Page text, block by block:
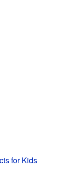
for Kids